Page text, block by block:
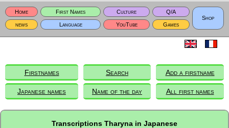
Home First Names Culture
Q/A
Shop
news
Language YouTube Games
Firstnames Search Add a firstname
Japanese names Name of the day All first names
Transcriptions Tharyna in Japanese